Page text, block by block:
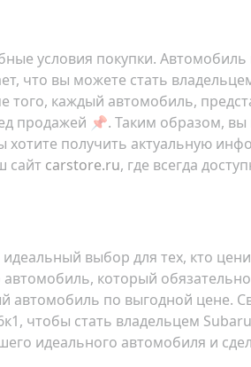
условия покупки.
что вы можете стать
того, каждый автомобиль,
продажей 📌. Таким образом,
получить актуальную
сайт carstore.ru, где всегда
выбор для тех, кто
который
автомобиль по выгодной цене.
, чтобы стать владельцем
идеального автомобиля и